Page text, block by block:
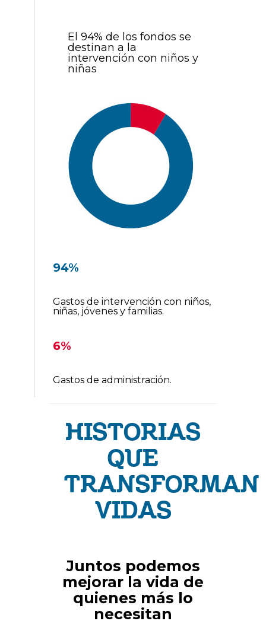
El 94% de los fondos se
destinan a la
intervención con niños y
niñas
94%
Gastos de intervención con niños,
niñas, jóvenes y familias.
6%
Gastos de administración.
HISTORIAS
QUE
TRANSFORMAN
VIDAS
Juntos podemos
mejorar la vida de
quienes más lo
necesitan